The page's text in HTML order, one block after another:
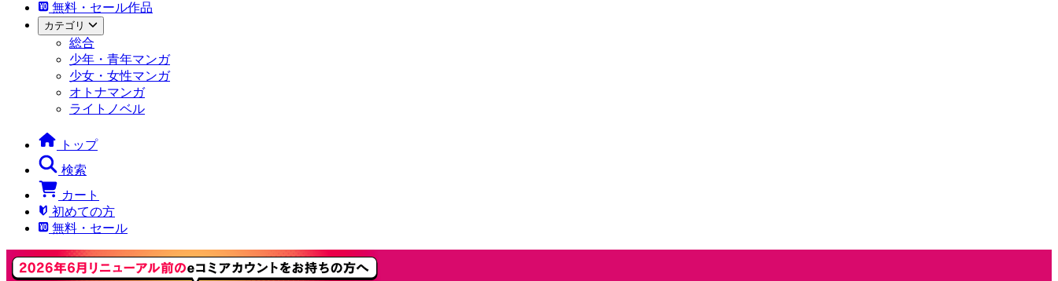
無料・セール作品
カテゴリ
総合
少年・青年マンガ
少女・女性マンガ
オトナマンガ
ライトノベル
トップ
検索
カート
初めての方
無料・セール